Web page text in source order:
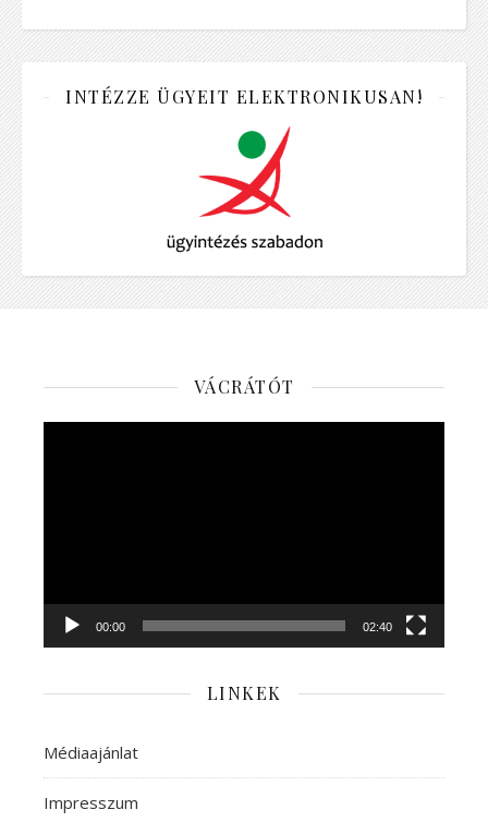
INTÉZZE ÜGYEIT ELEKTRONIKUSAN!
VÁCRÁTÓT
00:00 02:40
LINKEK
Médiaajánlat
Impresszum